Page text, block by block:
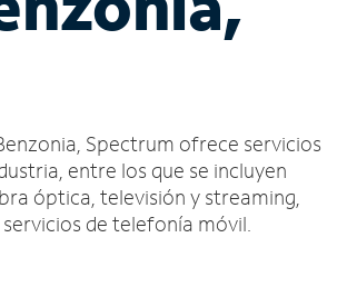
Spectrum ofrece servicios
entre los que se incluyen
óptica, televisión y streaming,
de telefonía móvil.